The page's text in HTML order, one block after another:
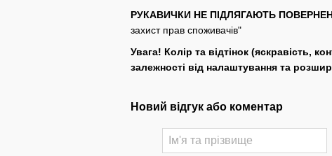
РУКАВИЧКИ НЕ ПІДЛЯГАЮТЬ
захист прав споживачів"
Увага! Колір та відтінок (яскравість,
залежності від налаштування та
Новий відгук або коментар